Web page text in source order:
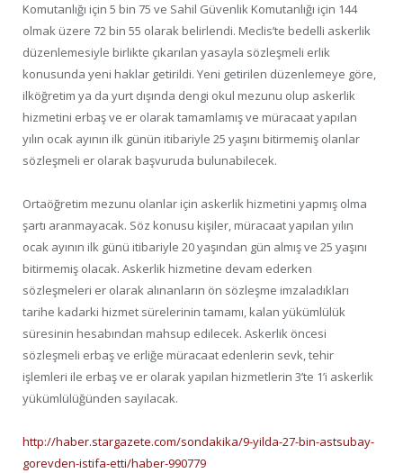
Komutanlığı için 5 bin 75 ve Sahil Güvenlik Komutanlığı için 144
olmak üzere 72 bin 55 olarak belirlendi. Meclis’te bedelli askerlik
düzenlemesiyle birlikte çıkarılan yasayla sözleşmeli erlik
konusunda yeni haklar getirildi. Yeni getirilen düzenlemeye göre,
ilköğretim ya da yurt dışında dengi okul mezunu olup askerlik
hizmetini erbaş ve er olarak tamamlamış ve müracaat yapılan
yılın ocak ayının ilk günün itibariyle 25 yaşını bitirmemiş olanlar
sözleşmeli er olarak başvuruda bulunabilecek.
Ortaöğretim mezunu olanlar için askerlik hizmetini yapmış olma
şartı aranmayacak. Söz konusu kişiler, müracaat yapılan yılın
ocak ayının ilk günü itibariyle 20 yaşından gün almış ve 25 yaşını
bitirmemiş olacak. Askerlik hizmetine devam ederken
sözleşmeleri er olarak alınanların ön sözleşme imzaladıkları
tarihe kadarki hizmet sürelerinin tamamı, kalan yükümlülük
süresinin hesabından mahsup edilecek. Askerlik öncesi
sözleşmeli erbaş ve erliğe müracaat edenlerin sevk, tehir
işlemleri ile erbaş ve er olarak yapılan hizmetlerin 3’te 1’i askerlik
yükümlülüğünden sayılacak.
http://haber.stargazete.com/sondakika/9-yilda-27-bin-astsubay-
gorevden-istifa-etti/haber-990779